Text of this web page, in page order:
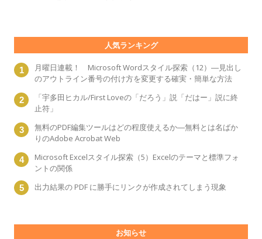
人気ランキング
月曜日連載！ Microsoft Wordスタイル探索（12）―見出し
のアウトライン番号の付け方を変更する確実・簡単な方法
「宇多田ヒカル/First Loveの「だろう」説「だはー」説に終
止符」
無料のPDF編集ツールはどの程度使えるか―無料とは名ばか
りのAdobe Acrobat Web
Microsoft Excelスタイル探索（5）Excelのテーマと標準フォ
ントの関係
出力結果の PDF に勝手にリンクが作成されてしまう現象
お知らせ